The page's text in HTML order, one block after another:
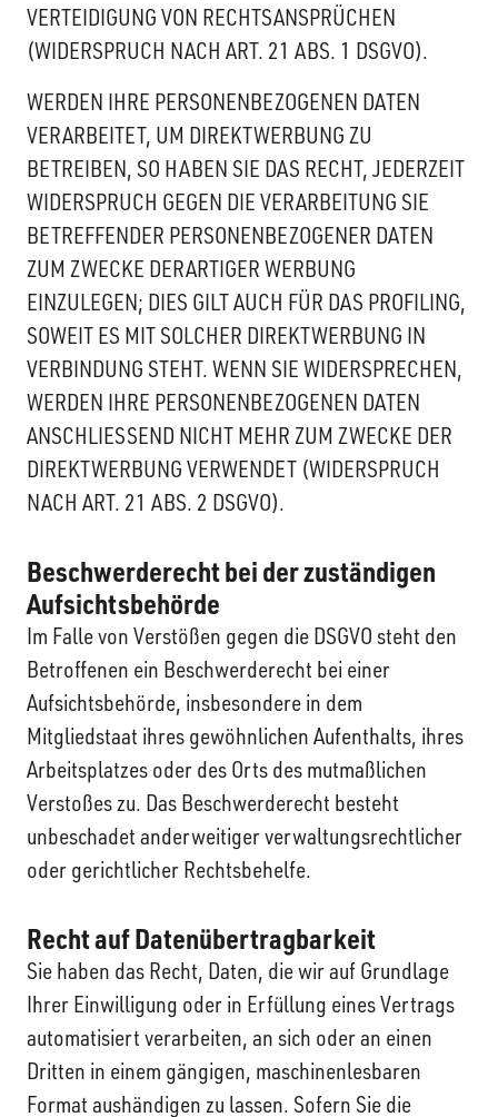
VERTEIDIGUNG VON RECHTSANSPRÜCHEN
(WIDERSPRUCH NACH ART. 21 ABS. 1 DSGVO).
WERDEN IHRE PERSONENBEZOGENEN DATEN
VERARBEITET, UM DIREKTWERBUNG ZU
BETREIBEN, SO HABEN SIE DAS RECHT, JEDERZEIT
WIDERSPRUCH GEGEN DIE VERARBEITUNG SIE
BETREFFENDER PERSONENBEZOGENER DATEN
ZUM ZWECKE DERARTIGER WERBUNG
EINZULEGEN; DIES GILT AUCH FÜR DAS PROFILING,
SOWEIT ES MIT SOLCHER DIREKTWERBUNG IN
VERBINDUNG STEHT. WENN SIE WIDERSPRECHEN,
WERDEN IHRE PERSONENBEZOGENEN DATEN
ANSCHLIESSEND NICHT MEHR ZUM ZWECKE DER
DIREKTWERBUNG VERWENDET (WIDERSPRUCH
NACH ART. 21 ABS. 2 DSGVO).
Beschwerde­recht bei der zuständigen
Aufsichts­behörde
Im Falle von Verstößen gegen die DSGVO steht den
Betroffenen ein Beschwerderecht bei einer
Aufsichtsbehörde, insbesondere in dem
Mitgliedstaat ihres gewöhnlichen Aufenthalts, ihres
Arbeitsplatzes oder des Orts des mutmaßlichen
Verstoßes zu. Das Beschwerderecht besteht
unbeschadet anderweitiger verwaltungsrechtlicher
oder gerichtlicher Rechtsbehelfe.
Recht auf Daten­übertrag­barkeit
Sie haben das Recht, Daten, die wir auf Grundlage
Ihrer Einwilligung oder in Erfüllung eines Vertrags
automatisiert verarbeiten, an sich oder an einen
Dritten in einem gängigen, maschinenlesbaren
Format aushändigen zu lassen. Sofern Sie die